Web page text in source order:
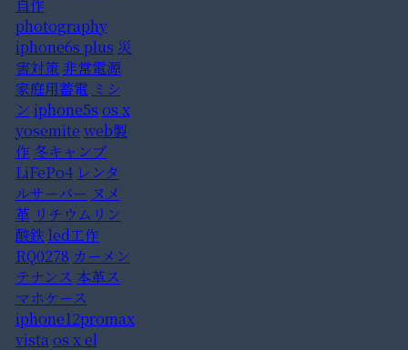
自作
photography
iphone6s plus 災
害対策非常電源
家庭用蓄電 ミシ
ン iphone5s os x
yosemite web製
作 冬キャンプ
LiFePo4 レンタ
ルサーバー ヌメ
革 リチウムリン
酸鉄 led工作
RQ0278 カーメン
テナンス 本革ス
マホケース
iphone12promax
vistaos x el